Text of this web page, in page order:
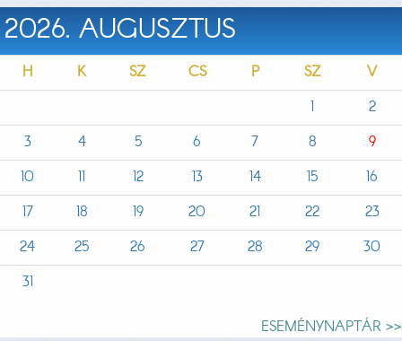
2026. AUGUSZTUS
H K SZ CS P SZ
V
1
2
3
4 5 6 7 8
9
10
11 12 13 14 15
16
17
18 19 20 21 22
23
24
25 26 27 28 29
30
31
ESEMÉNYNAPTÁR >>